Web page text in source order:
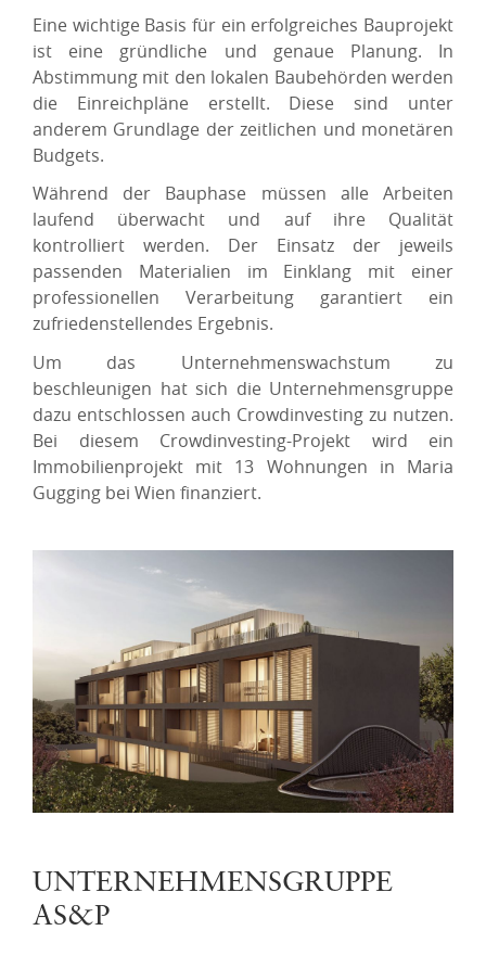
Eine wichtige Basis für ein erfolgreiches Bauprojekt
ist eine gründliche und genaue Planung. In
Abstimmung mit den lokalen Baubehörden werden
die Einreichpläne erstellt. Diese sind unter
anderem Grundlage der zeitlichen und monetären
Budgets.
Während der Bauphase müssen alle Arbeiten
laufend überwacht und auf ihre Qualität
kontrolliert werden. Der Einsatz der jeweils
passenden Materialien im Einklang mit einer
professionellen Verarbeitung garantiert ein
zufriedenstellendes Ergebnis.
Um das Unternehmenswachstum zu
beschleunigen hat sich die Unternehmensgruppe
dazu entschlossen auch Crowdinvesting zu nutzen.
Bei diesem Crowdinvesting-Projekt wird ein
Immobilienprojekt mit 13 Wohnungen in Maria
Gugging bei Wien finanziert.
UNTERNEHMENSGRUPPE
AS&P